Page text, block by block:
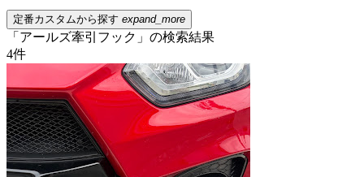
定番カスタムから探す expand_more
「アールズ牽引フック」の検索結果
4件